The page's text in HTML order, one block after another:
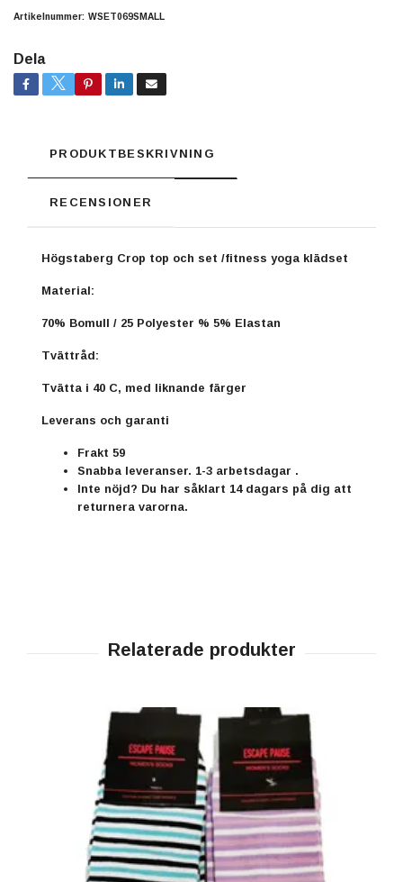
Artikelnummer: WSET069SMALL
Dela
PRODUKTBESKRIVNING
RECENSIONER
Högstaberg Crop top och set /fitness yoga klädset
Material:
70% Bomull / 25 Polyester % 5% Elastan
Tvättråd:
Tvätta i 40 C, med liknande färger
Leverans och garanti
Frakt 59
Snabba leveranser. 1-3 arbetsdagar .
Inte nöjd? Du har såklart 14 dagars på dig att
returnera varorna.